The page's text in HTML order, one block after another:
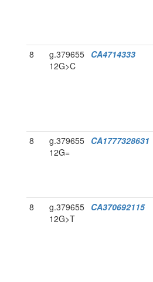
8
g.379655
12G>C
CA4714333
8
g.379655
12G=
CA1777328631
8
g.379655
12G>T
CA370692115